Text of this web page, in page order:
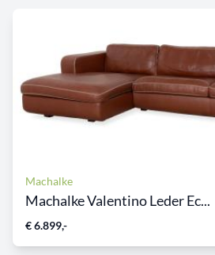
Machalke
Machalke Valentino Leder Ec...
€ 6.899,-